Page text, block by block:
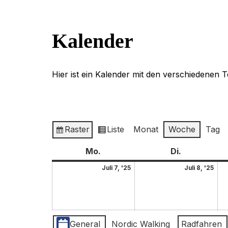
Kalender
Hier ist ein Kalender mit den verschiedenen
Anzeigen
Raster
Ansicht
als
Liste Monat Woche Tag
Mo. Di.
Juli 7, '25 Juli 8, '25
Kategorien
General Nordic Walking Radfahren